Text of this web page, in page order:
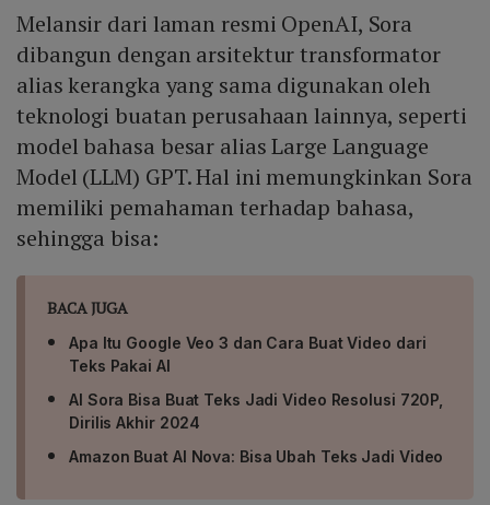
Melansir dari laman resmi OpenAI, Sora
dibangun dengan arsitektur transformator
alias kerangka yang sama digunakan oleh
teknologi buatan perusahaan lainnya, seperti
model bahasa besar alias Large Language
Model (LLM) GPT. Hal ini memungkinkan Sora
memiliki pemahaman terhadap bahasa,
sehingga bisa:
BACA JUGA
Apa Itu Google Veo 3 dan Cara Buat Video dari
Teks Pakai AI
AI Sora Bisa Buat Teks Jadi Video Resolusi 720P,
Dirilis Akhir 2024
Amazon Buat AI Nova: Bisa Ubah Teks Jadi Video